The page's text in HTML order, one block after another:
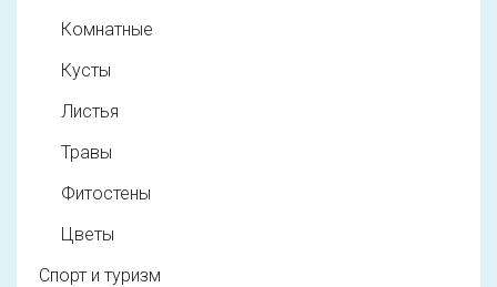
Комнатные
Кусты
Листья
Травы
Фитостены
Цветы
Спорт и туризм